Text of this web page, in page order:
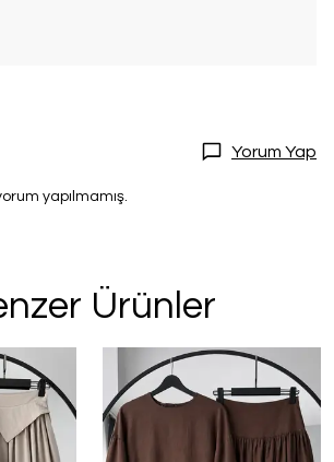
Yorum Yap
yapılmamış.
Ürünler